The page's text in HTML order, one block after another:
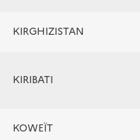
KIRGHIZISTAN
KIRIBATI
KOWEÏT